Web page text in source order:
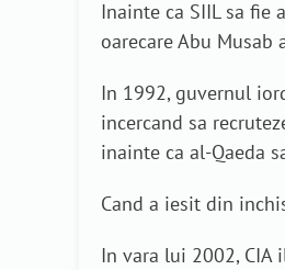
Inainte ca SIIL sa fie
oarecare Abu
In 1992, guvernul
incercand sa
inainte ca al-Qaeda
Cand a iesit din
In vara lui 2002,